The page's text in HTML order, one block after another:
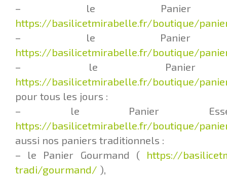
– le Panier
https://basilicetmirabelle.fr/boutique/
– le Panier
https://basilicetmirabelle.fr/boutique/
– le Panier
https://basilicetmirabelle.fr/boutique/
pour tous les jours :
– le Panier
https://basilicetmirabelle.fr/boutique/
aussi nos paniers traditionnels :
– le Panier Gourmand ( https://
tradi/gourmand/ ),